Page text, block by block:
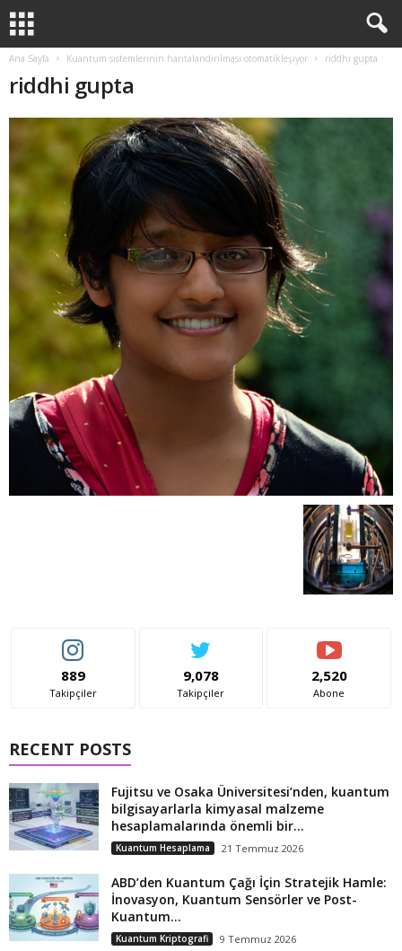
Ana Sayfa Kuantum sistemlerinin haritalandırılması otomatikleşiyor riddhi gupta
riddhi gupta
889
Takipçiler
9,078
Takipçiler
2,520
Abone
RECENT POSTS
Fujitsu ve Osaka Üniversitesi’nden, kuantum
bilgisayarlarla kimyasal malzeme
hesaplamalarında önemli bir...
Kuantum Hesaplama 21 Temmuz 2026
ABD’den Kuantum Çağı İçin Stratejik Hamle:
İnovasyon, Kuantum Sensörler ve Post-
Kuantum...
Kuantum Kriptografi 9 Temmuz 2026